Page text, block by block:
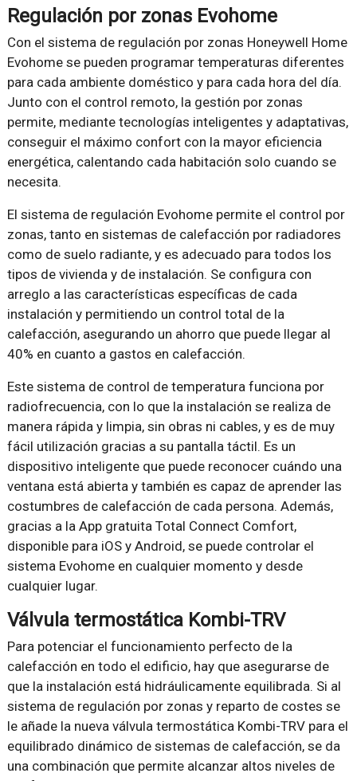
Regulación por zonas Evohome
Con el sistema de regulación por zonas Honeywell Home
Evohome se pueden programar temperaturas diferentes
para cada ambiente doméstico y para cada hora del día.
Junto con el control remoto, la gestión por zonas
permite, mediante tecnologías inteligentes y adaptativas,
conseguir el máximo confort con la mayor eficiencia
energética, calentando cada habitación solo cuando se
necesita.
El sistema de regulación Evohome permite el control por
zonas, tanto en sistemas de calefacción por radiadores
como de suelo radiante, y es adecuado para todos los
tipos de vivienda y de instalación. Se configura con
arreglo a las características específicas de cada
instalación y permitiendo un control total de la
calefacción, asegurando un ahorro que puede llegar al
40% en cuanto a gastos en calefacción.
Este sistema de control de temperatura funciona por
radiofrecuencia, con lo que la instalación se realiza de
manera rápida y limpia, sin obras ni cables, y es de muy
fácil utilización gracias a su pantalla táctil. Es un
dispositivo inteligente que puede reconocer cuándo una
ventana está abierta y también es capaz de aprender las
costumbres de calefacción de cada persona. Además,
gracias a la App gratuita Total Connect Comfort,
disponible para iOS y Android, se puede controlar el
sistema Evohome en cualquier momento y desde
cualquier lugar.
Válvula termostática Kombi-TRV
Para potenciar el funcionamiento perfecto de la
calefacción en todo el edificio, hay que asegurarse de
que la instalación está hidráulicamente equilibrada. Si al
sistema de regulación por zonas y reparto de costes se
le añade la nueva válvula termostática Kombi-TRV para el
equilibrado dinámico de sistemas de calefacción, se da
una combinación que permite alcanzar altos niveles de